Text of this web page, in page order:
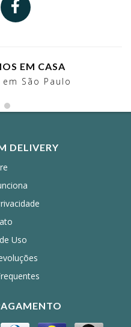
EM CASA
São Paulo
DELIVERY
Uso